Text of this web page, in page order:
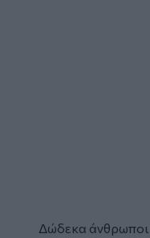
Δώδεκα άνθρωποι